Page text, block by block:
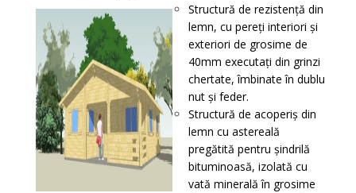
Structură de rezistenţă din
lemn, cu pereţi interiori și
exteriori de grosime de
40mm executați din grinzi
chertate, îmbinate în dublu
nut și feder.
Structură de acoperiş din
lemn cu astereală
pregătită pentru șindrilă
bituminoasă, izolată cu
vată minerală în grosime